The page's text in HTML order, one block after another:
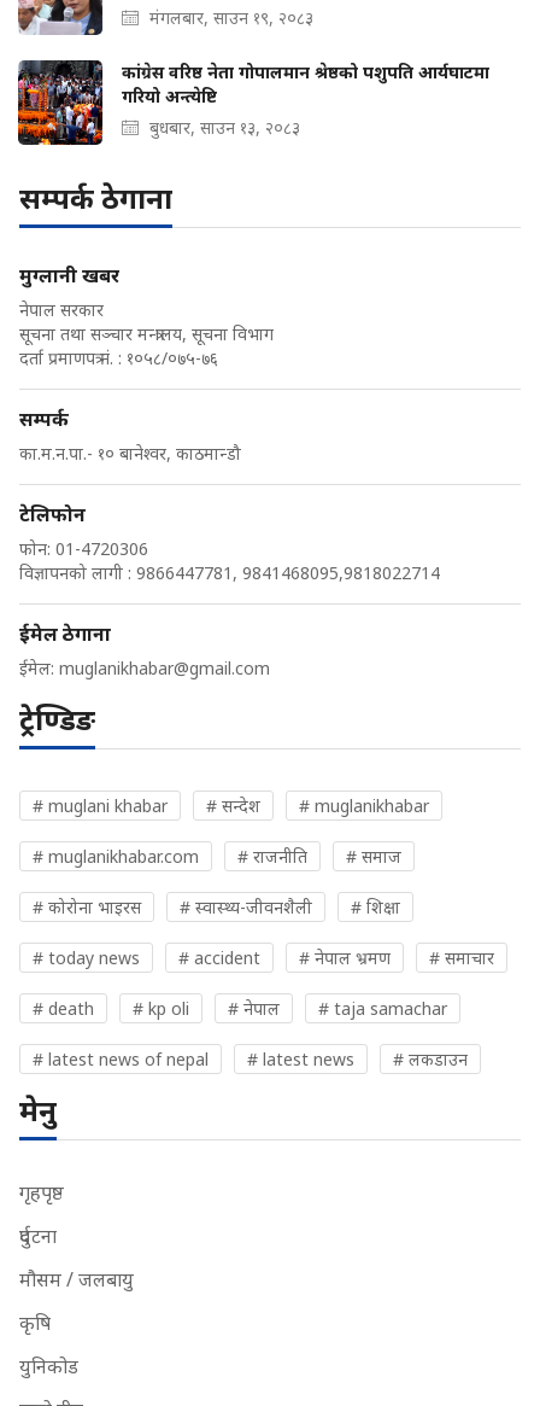
मंगलबार, साउन १९, २०८३
कांग्रेस वरिष्ठ नेता गोपालमान श्रेष्ठको पशुपति आर्यघाटमा
गरियो अन्त्येष्टि
बुधबार, साउन १३, २०८३
सम्पर्क ठेगाना
मुग्लानी खबर
नेपाल सरकार
सूचना तथा सञ्चार मन्त्रालय, सूचना विभाग
दर्ता प्रमाणपत्र नं. : १०५८/०७५-७६
सम्पर्क
का.म.न.पा.- १० बानेश्वर, काठमान्डौ
टेलिफोन
फोन: 01-4720306
विज्ञापनको लागी : 9866447781, 9841468095,9818022714
ईमेल ठेगाना
ईमेल: muglanikhabar@gmail.com
ट्रेण्डिङ
# muglani khabar # सन्देश # muglanikhabar
# muglanikhabar.com # राजनीति # समाज
# कोरोना भाइरस # स्वास्थ्य-जीवनशैली # शिक्षा
# today news # accident # नेपाल भ्रमण # समाचार
# death # kp oli # नेपाल # taja samachar
# latest news of nepal # latest news # लकडाउन
मेनु
गृहपृष्ठ
दुर्घटना
मौसम / जलबायु
कृषि
युनिकोड